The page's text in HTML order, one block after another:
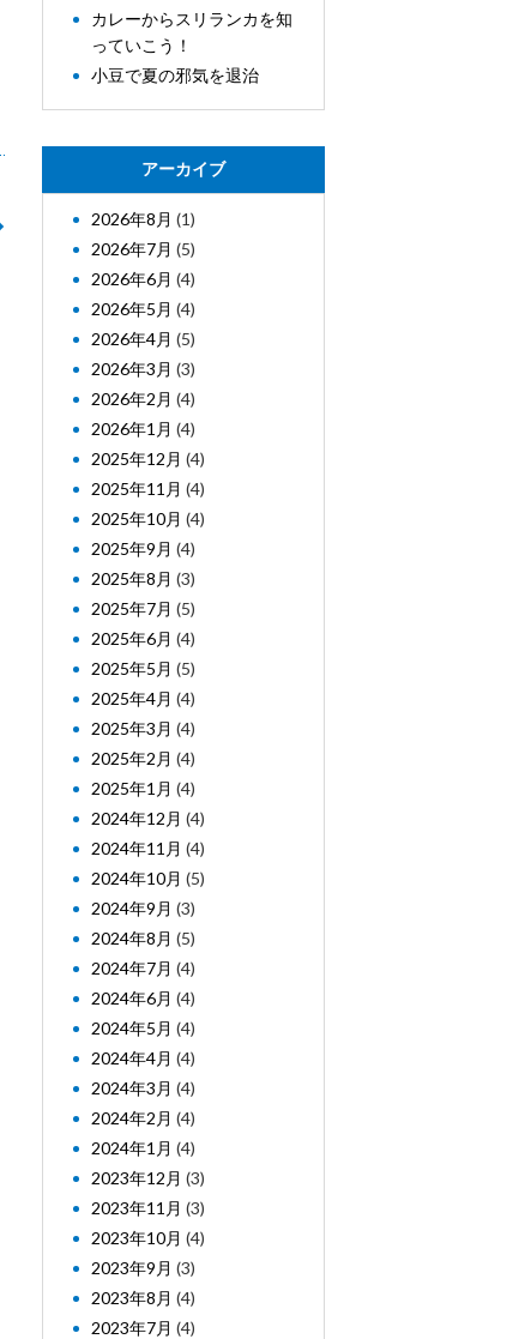
カレーからスリランカを知
っていこう！
小豆で夏の邪気を退治
アーカイブ
2026年8月 (1)
2026年7月 (5)
2026年6月 (4)
2026年5月 (4)
2026年4月 (5)
2026年3月 (3)
2026年2月 (4)
2026年1月 (4)
2025年12月 (4)
2025年11月 (4)
2025年10月 (4)
2025年9月 (4)
2025年8月 (3)
2025年7月 (5)
2025年6月 (4)
2025年5月 (5)
2025年4月 (4)
2025年3月 (4)
2025年2月 (4)
2025年1月 (4)
2024年12月 (4)
2024年11月 (4)
2024年10月 (5)
2024年9月 (3)
2024年8月 (5)
2024年7月 (4)
2024年6月 (4)
2024年5月 (4)
2024年4月 (4)
2024年3月 (4)
2024年2月 (4)
2024年1月 (4)
2023年12月 (3)
2023年11月 (3)
2023年10月 (4)
2023年9月 (3)
2023年8月 (4)
2023年7月 (4)